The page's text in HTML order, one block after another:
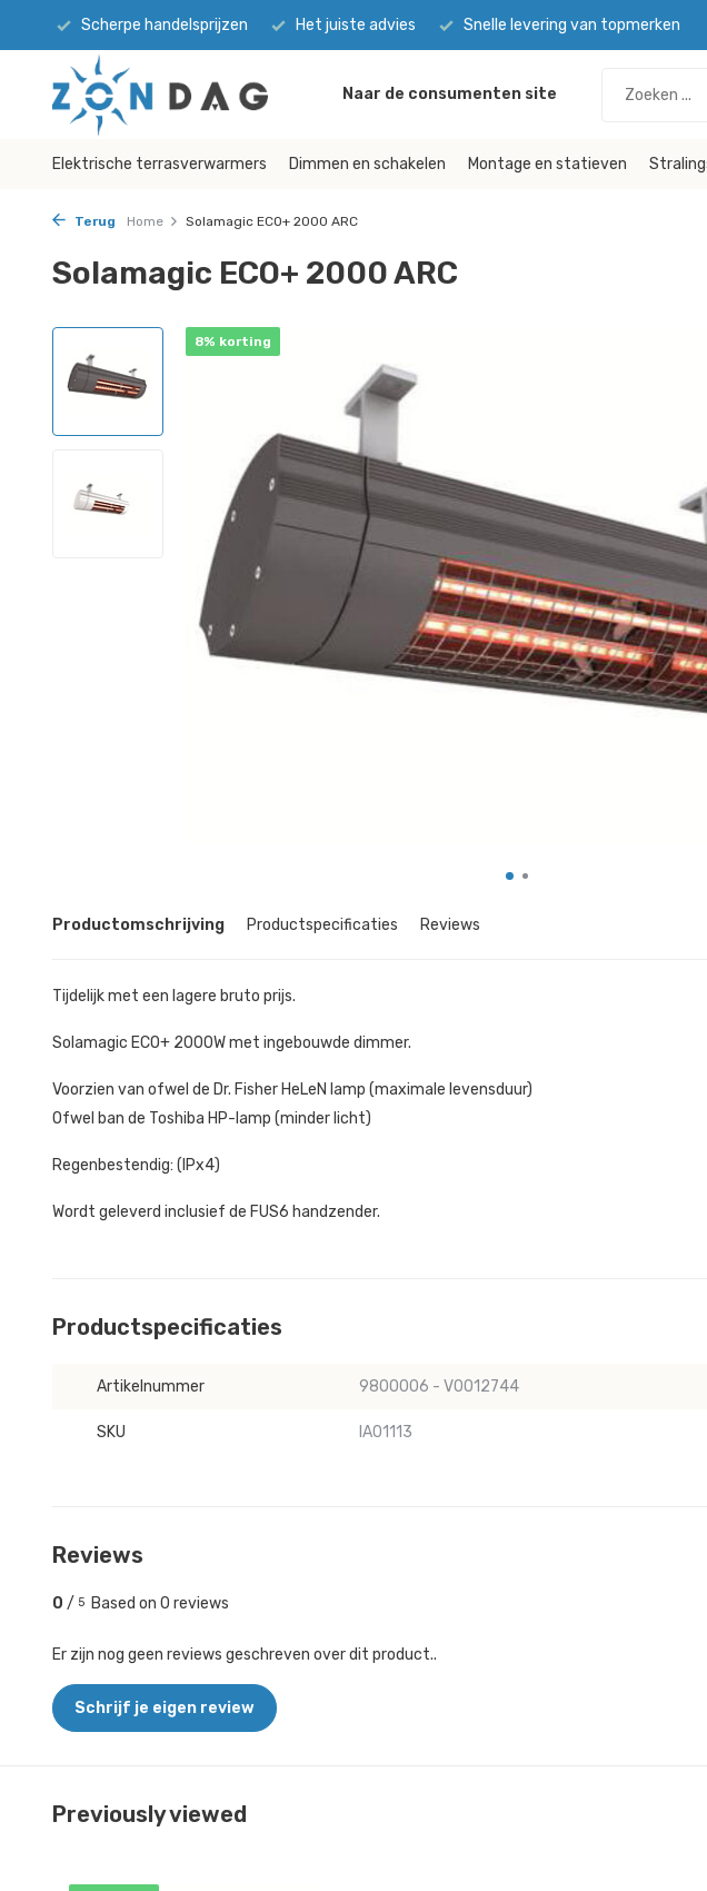
Scherpe handelsprijzen Het juiste advies Snelle levering van topmerken
Naar de consumenten site
Elektrische terrasverwarmers Dimmen en schakelen Montage en statieven
Terug Home Solamagic ECO+ 2000 ARC
Solamagic ECO+ 2000 ARC
8% korting
Productomschrijving Productspecificaties Reviews
Tijdelijk met een lagere bruto prijs.
Solamagic ECO+ 2000W met ingebouwde dimmer.
Voorzien van ofwel de Dr. Fisher HeLeN lamp (maximale levensduur)
Ofwel ban de Toshiba HP-lamp (minder licht)
Regenbestendig: (IPx4)
Wordt geleverd inclusief de FUS6 handzender.
Productspecificaties
Artikelnummer 9800006 - V0012744
SKU IA01113
Reviews
0 / 5 Based on 0 reviews
Er zijn nog geen reviews geschreven over dit product..
Schrijf je eigen review
Previously viewed